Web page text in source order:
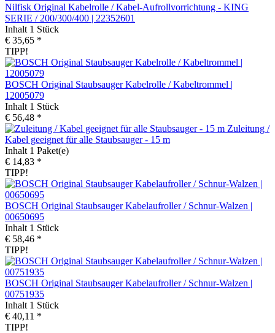
Nilfisk Original Kabelrolle / Kabel-Aufrollvorrichtung - KING
SERIE / 200/300/400 | 22352601
Inhalt 1 Stück
€ 35,65 *
TIPP!
BOSCH Original Staubsauger Kabelrolle / Kabeltrommel |
12005079
Inhalt 1 Stück
€ 56,48 *
Zuleitung /
Kabel geeignet für alle Staubsauger - 15 m
Inhalt 1 Paket(e)
€ 14,83 *
TIPP!
BOSCH Original Staubsauger Kabelaufroller / Schnur-Walzen |
00650695
Inhalt 1 Stück
€ 58,46 *
TIPP!
BOSCH Original Staubsauger Kabelaufroller / Schnur-Walzen |
00751935
Inhalt 1 Stück
€ 40,11 *
TIPP!